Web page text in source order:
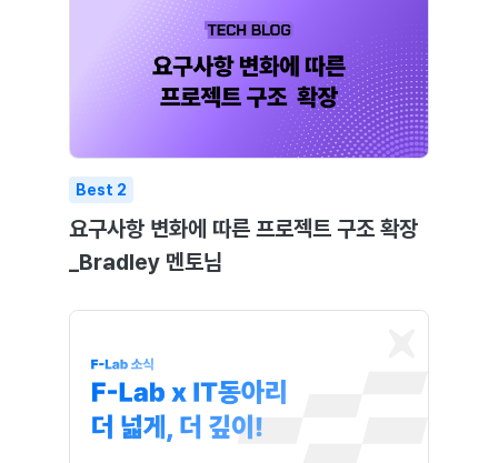
Best 2
요구사항 변화에 따른 프로젝트 구조 확장
_Bradley 멘토님